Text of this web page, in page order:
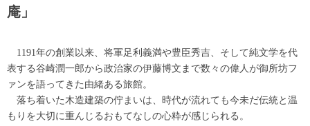
庵」
1191年の創業以来、将軍足利義満や豊臣秀吉、そして純文学を代
表する谷崎潤一郎から政治家の伊藤博文まで数々の偉人が御所坊フ
ァンを語ってきた由緒ある旅館。
落ち着いた木造建築の佇まいは、時代が流れても今未だ伝統と温
もりを大切に重んじるおもてなしの心粋が感じられる。